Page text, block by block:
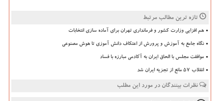
تازه ترین مطالب مرتبط
هم افزایی وزارت کشور و فرمانداری تهران برای آماده سازی انتخابات
نگاه جامع به آموزش و پرورش از اعتکاف دانش آموزی تا هوش مصنوعی
موافقت مجلس با الحاق ایران به آکادمی مبارزه با فساد
انقلاب ۵۷ مانع از تجزیه ایران شد
نظرات بینندگان در مورد این مطلب